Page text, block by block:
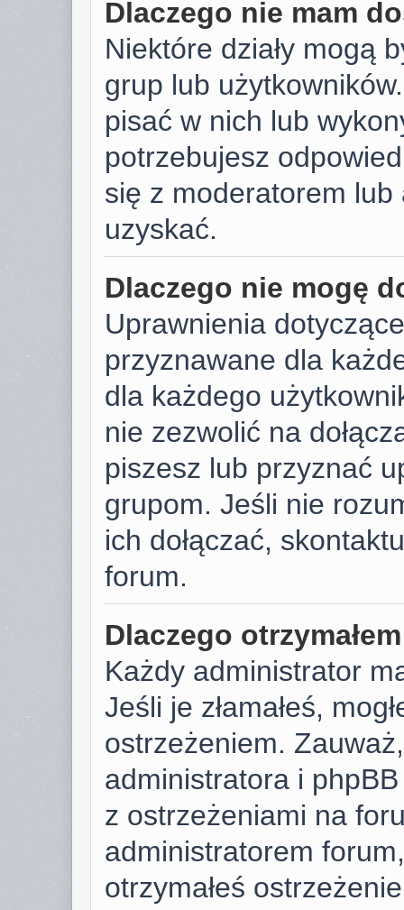
Dlaczego nie mam
Niektóre działy mogą
grup lub
pisać w nich lub
potrzebujesz
się z moderatorem
uzyskać.
Dlaczego nie mogę
Uprawnienia
przyznawane dla
dla każdego
nie zezwolić na
piszesz lub przyznać
grupom. Jeśli nie
ich dołączać,
forum.
Dlaczego
Każdy administrator
Jeśli je złamałeś,
ostrzeżeniem.
administratora i
z ostrzeżeniami na
administratorem
otrzymałeś